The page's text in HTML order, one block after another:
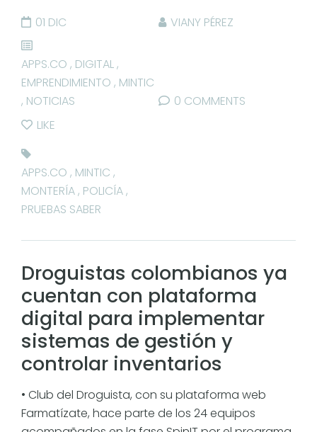
01 DIC VIANY PÉREZ
APPS.CO , DIGITAL,
EMPRENDIMIENTO , MINTIC
, NOTICIAS
0 COMMENTS
LIKE
APPS.CO , MINTIC ,
MONTERÍA, POLICÍA,
PRUEBAS SABER
Droguistas colombianos ya
cuentan con plataforma
digital para implementar
sistemas de gestión y
controlar inventarios
• Club del Droguista, con su plataforma web
Farmatízate, hace parte de los 24 equipos